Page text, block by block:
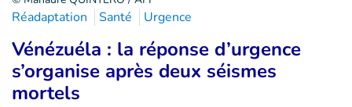
Réadaptation Santé Urgence
Vénézuéla : la réponse d’urgence
s’organise après deux séismes
mortels